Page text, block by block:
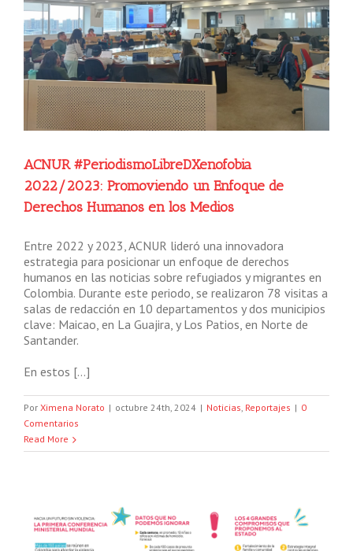
ACNUR #PeriodismoLibreDXenofobia
2022/2023: Promoviendo un Enfoque de
Derechos Humanos en los Medios
Entre 2022 y 2023, ACNUR lideró una innovadora
estrategia para posicionar un enfoque de derechos
humanos en las noticias sobre refugiados y migrantes en
Colombia. Durante este periodo, se realizaron 78 visitas a
salas de redacción en 10 departamentos y dos municipios
clave: Maicao, en La Guajira, y Los Patios, en Norte de
Santander.
En estos […]
Por Ximena Norato | octubre 24th, 2024 | Noticias Reportajes | 0
Comentarios
Read More